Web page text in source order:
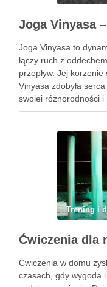
Joga Vinyasa to
łączy ruch z
przepływ. Jej
Vinyasa zdobyła
swojej różnorodności
praktyce każdy ruch
Trening i
Ćwiczenia w domu
czasach, gdy wygoda